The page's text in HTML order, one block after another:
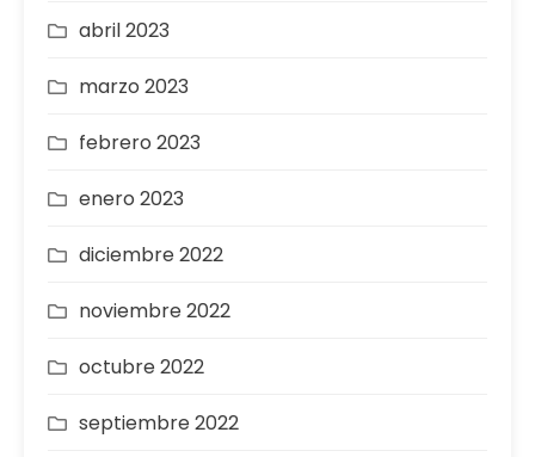
abril 2023
marzo 2023
febrero 2023
enero 2023
diciembre 2022
noviembre 2022
octubre 2022
septiembre 2022